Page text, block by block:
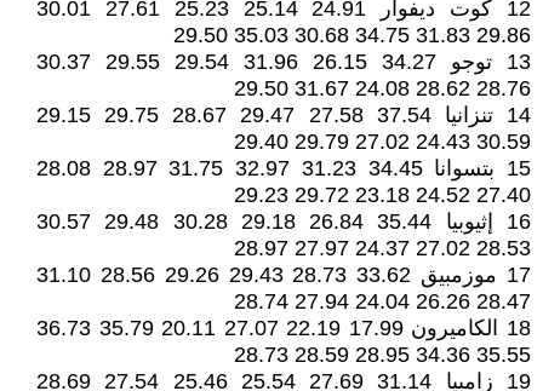
12 كوت ديفوار 24.91 25.14 25.23 27.61 30.01
29.86 31.83 34.75 30.68 35.03 29.50
13 توجو 34.27 26.15 31.96 29.54 29.55 30.37
28.76 28.62 24.08 31.67 29.50
14 تنزانيا 37.54 27.58 29.47 28.67 29.75 29.15
30.59 24.43 27.02 29.79 29.40
15 بتسوانا 34.45 31.23 32.97 31.75 28.97 28.08
27.40 24.52 23.18 29.72 29.23
16 إثيوبيا 35.44 26.84 29.18 30.28 29.48 30.57
28.53 27.02 24.37 27.97 28.97
17 موزمبيق 33.62 28.73 29.43 29.26 28.56 31.10
28.47 26.26 24.04 27.94 28.74
18 الكاميرون 17.99 22.19 27.07 20.11 35.79 36.73
35.55 34.36 28.95 28.59 28.73
19 زامبيا 31.14 27.69 25.54 25.46 27.54 28.69